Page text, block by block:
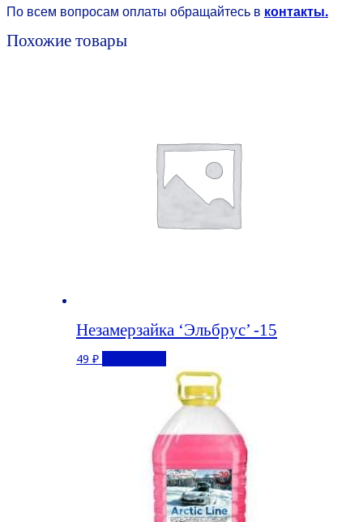
По всем вопросам оплаты обращайтесь в контакты.
Похожие товары
Незамерзайка ‘Эльбрус’ -15
49 ₽